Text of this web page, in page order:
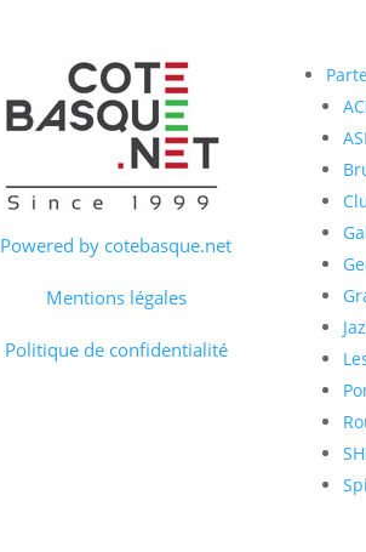
Powered by cotebasque.net
Mentions légales
Politique de confidentialité